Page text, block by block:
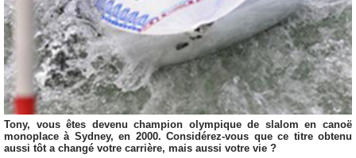
Tony, vous êtes devenu champion olympique de slalom en canoë
monoplace à Sydney, en 2000. Considérez-vous que ce titre obtenu
aussi tôt a changé votre carrière, mais aussi votre vie ?